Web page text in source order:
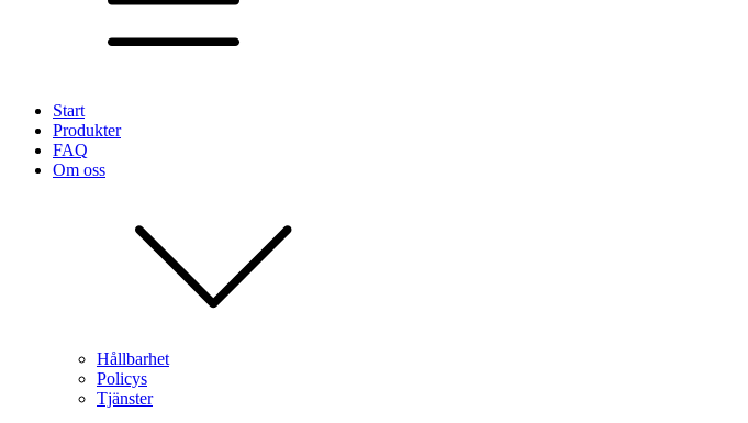
Start
Produkter
FAQ
Om oss
Hållbarhet
Policys
Tjänster